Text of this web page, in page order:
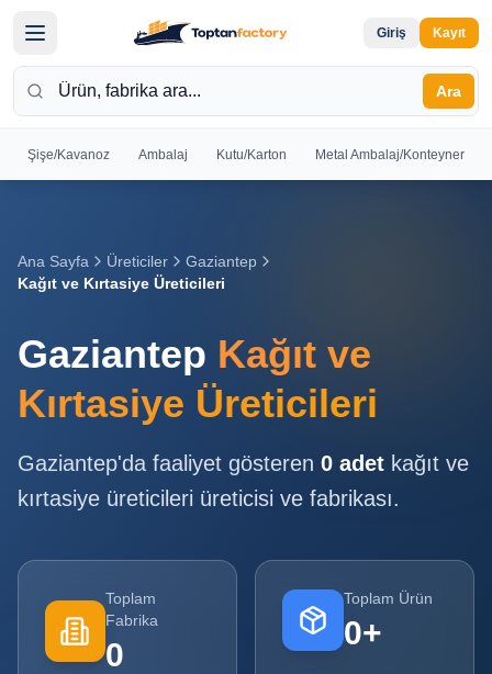
Giriş Kayıt
Ara
Şişe/Kavanoz Ambalaj Kutu/Karton Metal Ambalaj/Konteyner
Giriş yapın
veya kayıt
olun
Giriş
Kayıt
Ana
Tüm
Ürünler
Ana Sayfa Üreticiler
Gaziantep
Kağıt ve Kırtasiye Üreticileri
Gaziantep Kağıt ve
Kırtasiye Üreticileri
Gaziantep'da faaliyet gösteren 0 adet kağıt ve
kırtasiye üreticileri üreticisi ve fabrikası.
Toplam
Fabrika
0
Toplam Ürün
0+